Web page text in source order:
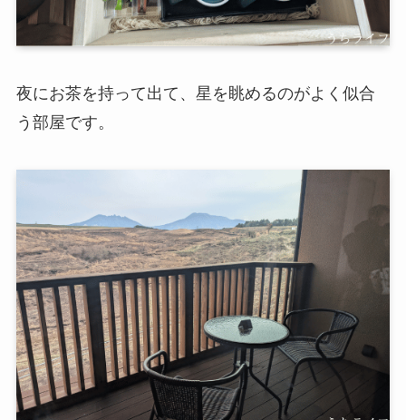
夜にお茶を持って出て、星を眺めるのがよく似合
う部屋です。